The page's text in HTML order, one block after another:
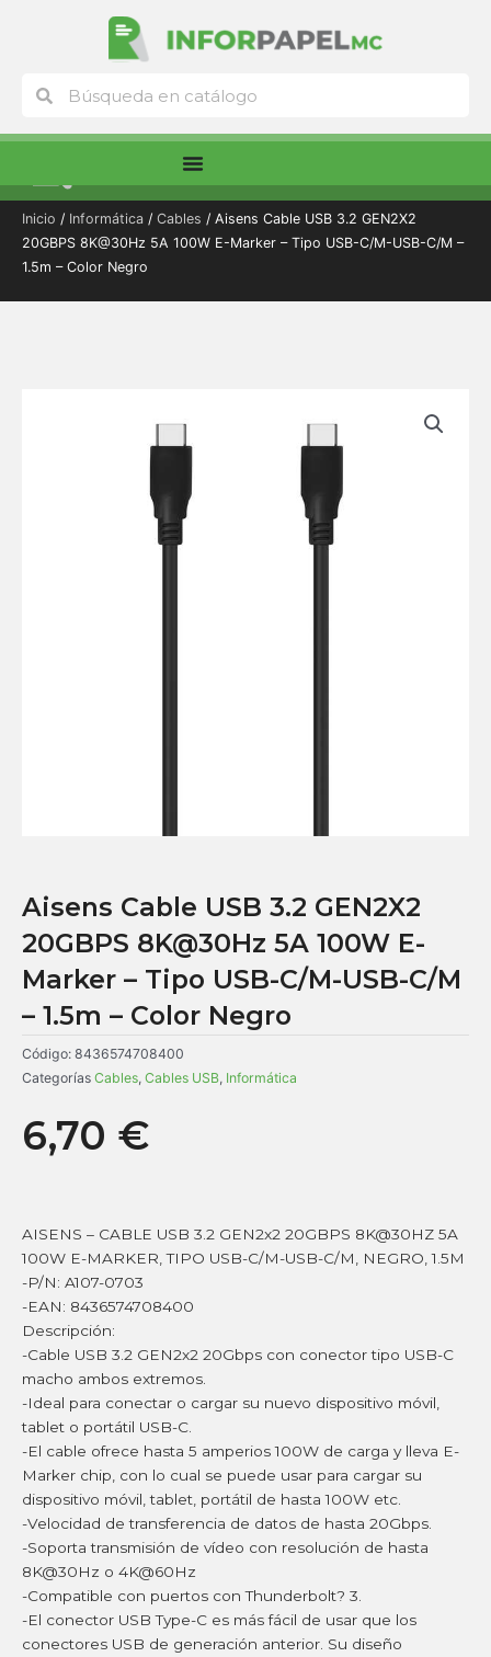
Buscar
Inicio / Informática / Cables / Aisens Cable USB 3.2 GEN2X2
20GBPS 8K@30Hz 5A 100W E-Marker – Tipo USB-C/M-USB-C/M –
1.5m – Color Negro
Aisens Cable USB 3.2 GEN2X2
20GBPS 8K@30Hz 5A 100W E-
Marker – Tipo USB-C/M-USB-C/M
– 1.5m – Color Negro
Código: 8436574708400
Categorías Cables, Cables USB, Informática
6,70 €
AISENS – CABLE USB 3.2 GEN2x2 20GBPS 8K@30HZ 5A
100W E-MARKER, TIPO USB-C/M-USB-C/M, NEGRO, 1.5M
-P/N: A107-0703
-EAN: 8436574708400
Descripción:
-Cable USB 3.2 GEN2x2 20Gbps con conector tipo USB-C
macho ambos extremos.
-Ideal para conectar o cargar su nuevo dispositivo móvil,
tablet o portátil USB-C.
-El cable ofrece hasta 5 amperios 100W de carga y lleva E-
Marker chip, con lo cual se puede usar para cargar su
dispositivo móvil, tablet, portátil de hasta 100W etc.
-Velocidad de transferencia de datos de hasta 20Gbps.
-Soporta transmisión de vídeo con resolución de hasta
8K@30Hz o 4K@60Hz
-Compatible con puertos con Thunderbolt? 3.
-El conector USB Type-C es más fácil de usar que los
conectores USB de generación anterior. Su diseño